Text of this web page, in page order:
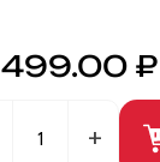
499.00 ₽